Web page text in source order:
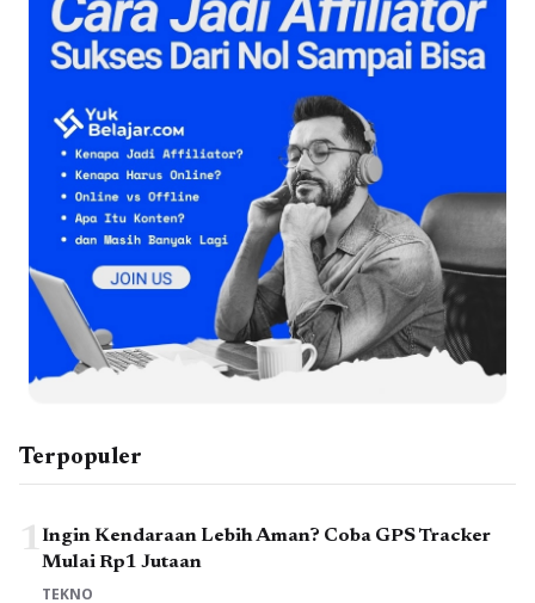
Terpopuler
1Ingin Kendaraan Lebih Aman? Coba GPS Tracker
Mulai Rp1 Jutaan
TEKNO